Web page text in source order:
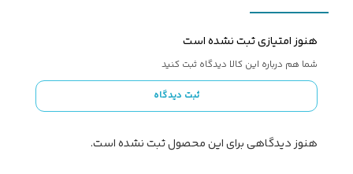
هنوز امتیازی ثبت نشده است
شما هم درباره این کالا دیدگاه ثبت کنید
ثبت دیدگاه
هنوز دیدگاهی برای این محصول ثبت نشده است.